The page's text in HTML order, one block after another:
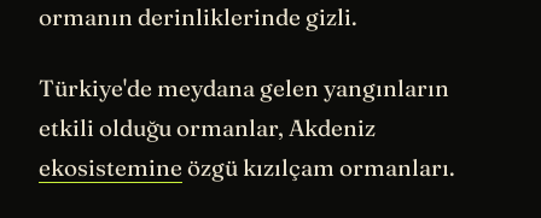
ormanın derinliklerinde gizli.
Türkiye'de meydana gelen yangınların
etkili olduğu ormanlar, Akdeniz
ekosistemine özgü kızılçam ormanları.